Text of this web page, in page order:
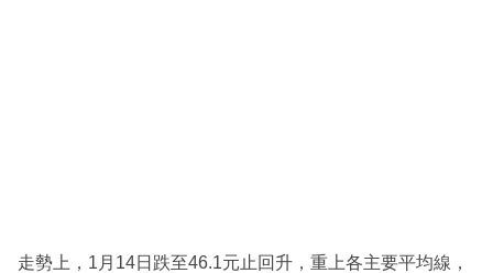
走勢上，1月14日跌至46.1元止回升，重上各主要平均線，